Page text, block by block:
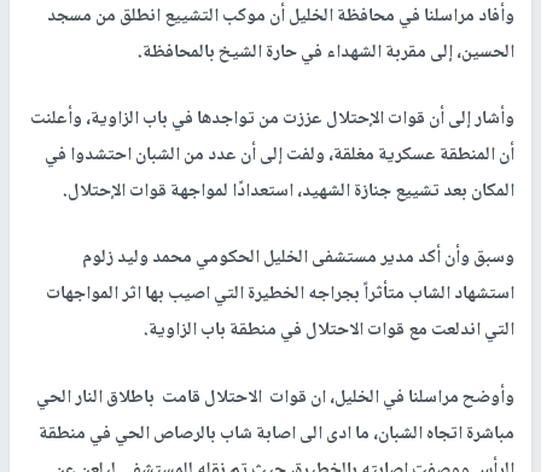
وأفاد مراسلنا في محافظة الخليل أن موكب التشييع انطلق من مسجد
الحسين، إلى مقربة الشهداء في حارة الشيخ بالمحافظة.
وأشار إلى أن قوات الإحتلال عززت من تواجدها في باب الزاوية، وأعلنت
أن المنطقة عسكرية مغلقة، ولفت إلى أن عدد من الشبان احتشدوا في
المكان بعد تشييع جنازة الشهيد، استعدادًا لمواجهة قوات الإحتلال.
وسبق وأن أكد مدير مستشفى الخليل الحكومي محمد وليد زلوم
استشهاد الشاب متأثراً بجراجه الخطيرة التي اصيب بها اثر المواجهات
التي اندلعت مع قوات الاحتلال في منطقة باب الزاوية.
وأوضح مراسلنا في الخليل، ان قوات الاحتلال قامت باطلاق النار الحي
مباشرة اتجاه الشبان، ما ادى الى اصابة شاب بالرصاص الحي في منطقة